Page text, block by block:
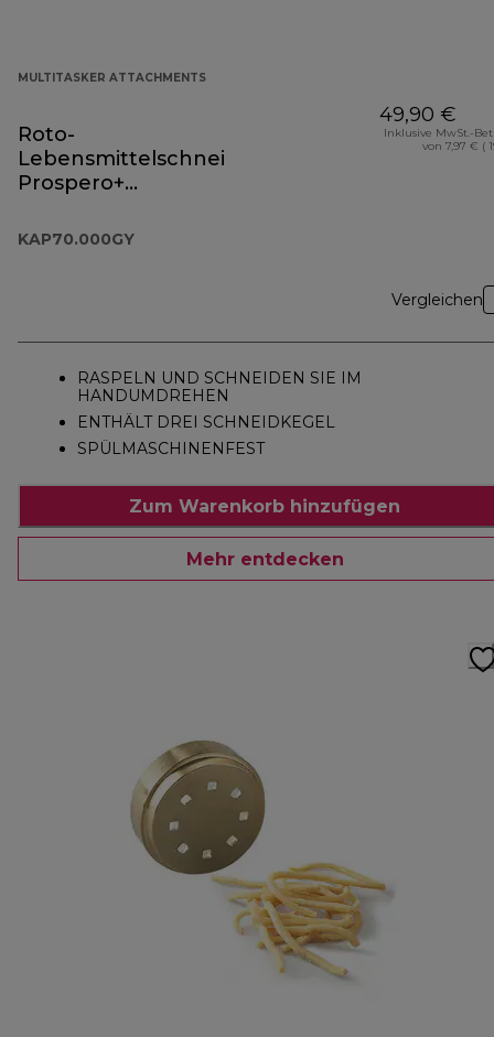
MULTITASKER ATTACHMENTS
Roto-
Lebensmittelschneider
Prospero+
KAP70.000GY
KAP70.000GY
49,90 €
Inklusive MwSt.-
von 7,97 € (
Vergleichen
RASPELN UND SCHNEIDEN SIE IM
HANDUMDREHEN
ENTHÄLT DREI SCHNEIDKEGEL
SPÜLMASCHINENFEST
Zum Warenkorb hinzufügen
Mehr entdecken